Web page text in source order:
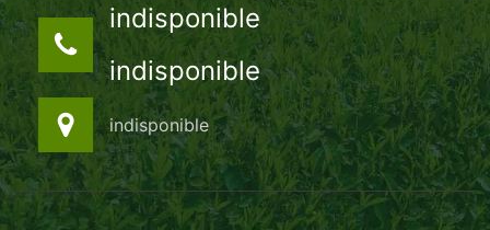
indisponible
indisponible
indisponible